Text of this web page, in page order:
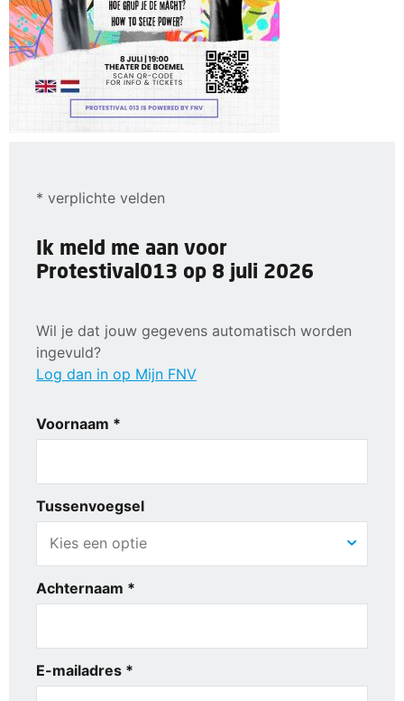
* verplichte velden
Ik meld me aan voor
Protestival013 op 8 juli 2026
Wil je dat jouw gegevens automatisch worden
ingevuld?
Log dan in op Mijn FNV
Voornaam *
Tussenvoegsel
Achternaam *
E-mailadres *